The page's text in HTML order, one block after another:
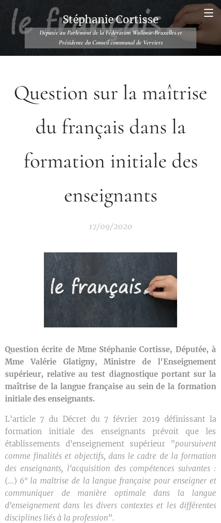
Stéphanie Cortisse
Députée au Parlement de la Fédération Wallonie-Bruxelles et
Présidente du Conseil communal de Verviers
Question sur la maîtrise
du français dans la
formation initiale des
enseignants
17/09/2020
Question écrite de Mme Stéphanie Cortisse, Députée, à
Mme Valérie Glatigny, Ministre de l'Enseignement
supérieur, relative au test diagnostique portant sur la
maîtrise de la langue française au sein de la formation
initiale des enseignants.
L'article 7 du Décret du 7 février 2019 définissant la
formation initiale des enseignants prévoit que les
établissements d'enseignement supérieur "poursuivent
comme finalités et objectifs, dans le cadre de la formation
des enseignants, l'acquisition des compétences suivantes :
(...) 6° la maîtrise de la langue française pour enseigner et
communiquer de manière optimale dans la langue
d'enseignement dans les divers contextes et les différentes
disciplines liés à la profession".